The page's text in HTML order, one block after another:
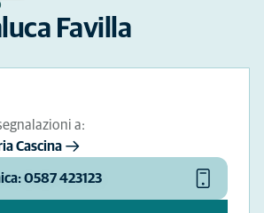
Favilla
a:
Cascina
0587 423123